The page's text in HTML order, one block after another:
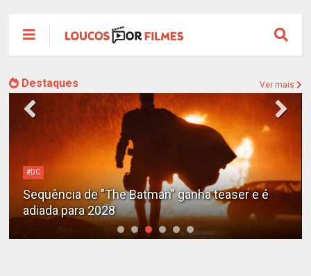
Destaques Ver mais
#DC
Sequência de "The Batman" ganha teaser e é
adiada para 2028